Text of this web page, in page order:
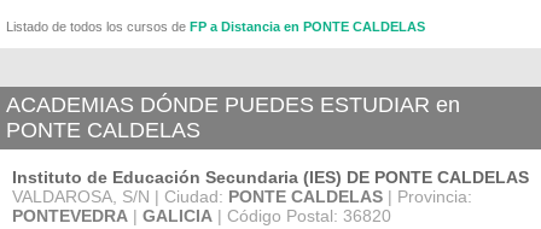
Listado de todos los cursos de FP a Distancia en PONTE CALDELAS
ACADEMIAS DÓNDE PUEDES ESTUDIAR en
PONTE CALDELAS
Instituto de Educación Secundaria (IES) DE PONTE CALDELAS
VALDAROSA, S/N | Ciudad: PONTE CALDELAS | Provincia:
PONTEVEDRA | GALICIA | Código Postal: 36820